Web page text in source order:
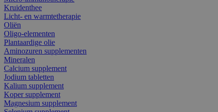
Kruidenthee
Licht- en warmtetherapie
Oliën
Oligo-elementen
Plantaardige olie
Aminozuren supplementen
Mineralen
Calcium supplement
Jodium tabletten
Kalium supplement
Koper supplement
Magnesium supplement